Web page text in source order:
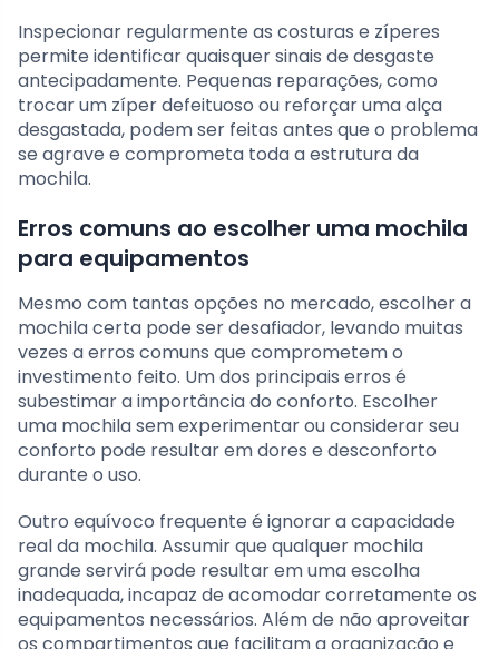
Inspecionar regularmente as costuras e zíperes
permite identificar quaisquer sinais de desgaste
antecipadamente. Pequenas reparações, como
trocar um zíper defeituoso ou reforçar uma alça
desgastada, podem ser feitas antes que o problema
se agrave e comprometa toda a estrutura da
mochila.
Erros comuns ao escolher uma mochila
para equipamentos
Mesmo com tantas opções no mercado, escolher a
mochila certa pode ser desafiador, levando muitas
vezes a erros comuns que comprometem o
investimento feito. Um dos principais erros é
subestimar a importância do conforto. Escolher
uma mochila sem experimentar ou considerar seu
conforto pode resultar em dores e desconforto
durante o uso.
Outro equívoco frequente é ignorar a capacidade
real da mochila. Assumir que qualquer mochila
grande servirá pode resultar em uma escolha
inadequada, incapaz de acomodar corretamente os
equipamentos necessários. Além de não aproveitar